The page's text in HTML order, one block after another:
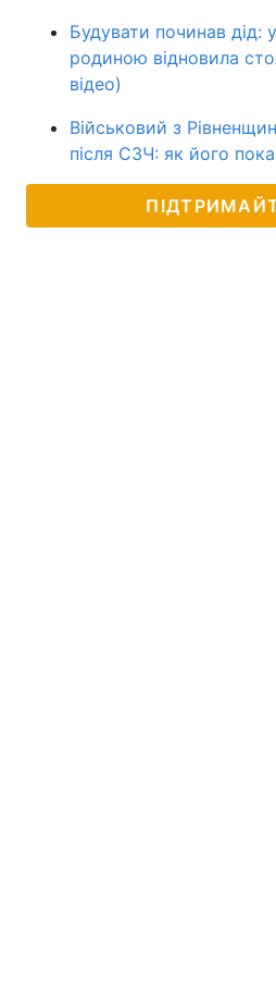
Будувати починав дід:
родиною відновила
відео)
Військовий з
після СЗЧ: як його